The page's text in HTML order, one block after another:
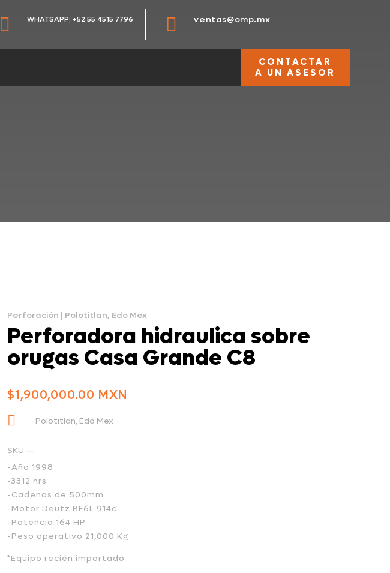
 WHATSAPP: +52 55 4515 7796  ventas@omp.mx
CONTACTAR
A UN ASESOR
Perforación | Polotitlan, Edo Mex
Perforadora hidraulica sobre
orugas Casa Grande C8
$1,900,000.00

Polotitlan, Edo Mex
SKU —
-Año 1998
-3312 hrs
-Cadenas de 500mm
-Motor Deutz BF6L 914c
-Potencia 164 HP
-Peso operativo 21,000 Kg
*Equipo recién importado